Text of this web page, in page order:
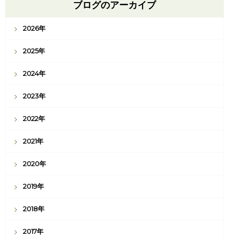
ブログのアーカイブ
2026年
2025年
2024年
2023年
2022年
2021年
2020年
2019年
2018年
2017年